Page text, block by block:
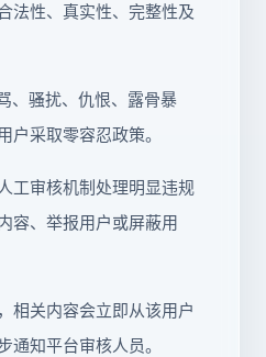
法性、真实性、完整性及
、骚扰、仇恨、露骨暴
户采取零容忍政策。
工审核机制处理明显违规
容、举报用户或屏蔽用
相关内容会立即从该用户
通知平台审核人员。